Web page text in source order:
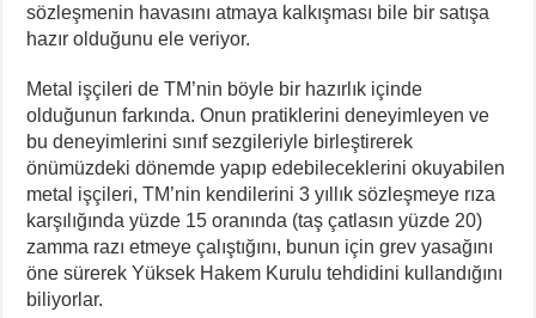
sözleşmenin havasını atmaya kalkışması bile bir satışa
hazır olduğunu ele veriyor.
Metal işçileri de TM’nin böyle bir hazırlık içinde
olduğunun farkında. Onun pratiklerini deneyimleyen ve
bu deneyimlerini sınıf sezgileriyle birleştirerek
önümüzdeki dönemde yapıp edebileceklerini okuyabilen
metal işçileri, TM’nin kendilerini 3 yıllık sözleşmeye rıza
karşılığında yüzde 15 oranında (taş çatlasın yüzde 20)
zamma razı etmeye çalıştığını, bunun için grev yasağını
öne sürerek Yüksek Hakem Kurulu tehdidini kullandığını
biliyorlar.